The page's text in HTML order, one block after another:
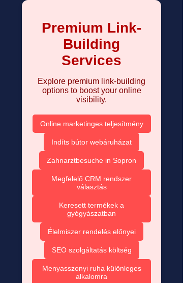
Premium Link-
Building
Services
Explore premium link-building
options to boost your online
visibility.
Online marketinges teljesítmény
Indíts bútor webáruházat
Zahnarztbesuche in Sopron
Megfelelő CRM rendszer
választás
Keresett termékek a
gyógyászatban
Élelmiszer rendelés előnyei
SEO szolgáltatás költség
Menyasszonyi ruha különleges
alkalomra